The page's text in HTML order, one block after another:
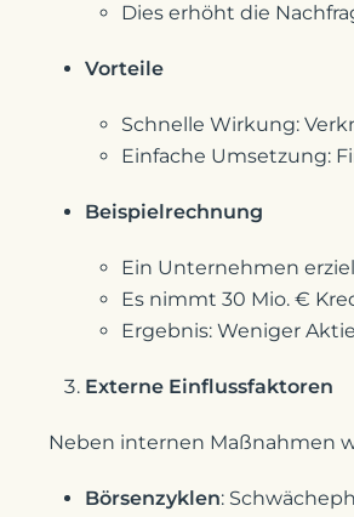
Dies erhöht die
Vorteile
Schnelle Wirkung:
Einfache Umsetzung:
Beispielrechnung
Ein Unternehmen
Es nimmt 30 Mio. €
Ergebnis: Weniger
Externe Einflussfaktoren
Neben internen Maßnahmen
Börsenzyklen: